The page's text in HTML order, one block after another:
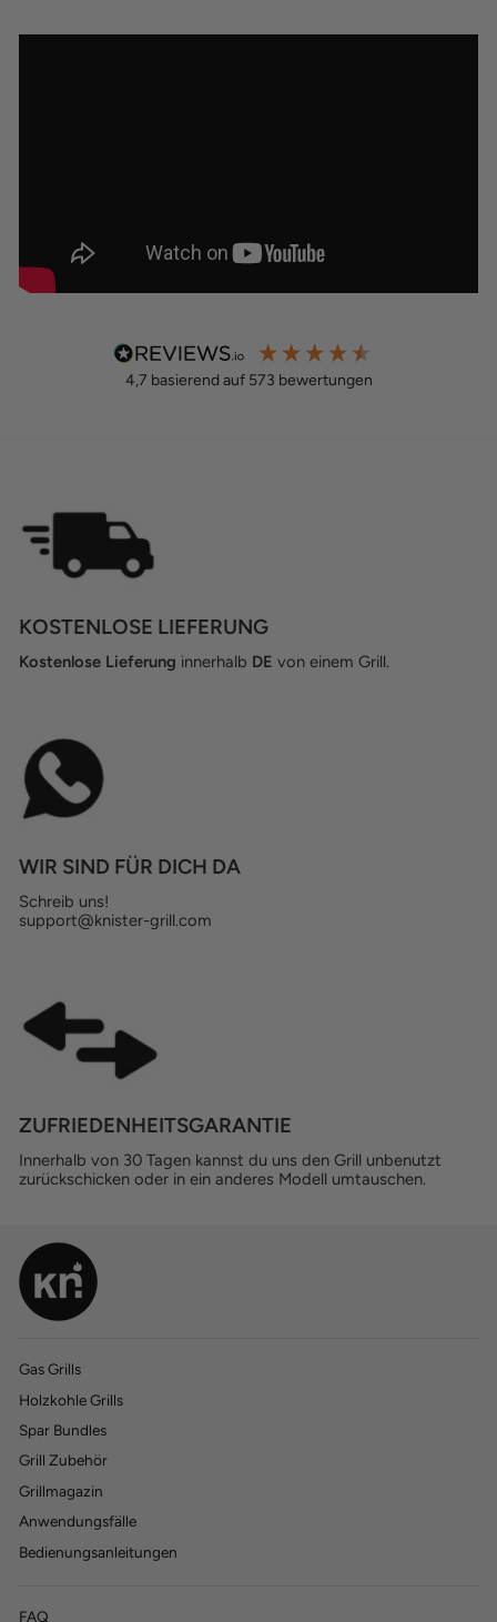
4,7 basierend auf 573 bewertungen
KOSTENLOSE LIEFERUNG
Kostenlose Lieferung innerhalb DE von einem Grill.
WIR SIND FÜR DICH DA
Schreib uns!
support@knister-grill.com
ZUFRIEDENHEITSGARANTIE
Innerhalb von 30 Tagen kannst du uns den Grill unbenutzt
zurückschicken oder in ein anderes Modell umtauschen.
Gas Grills
Holzkohle Grills
Spar Bundles
Grill Zubehör
Grillmagazin
Anwendungsfälle
Bedienungsanleitungen
FAQ
770 Bewertungen
770 Bewertungen